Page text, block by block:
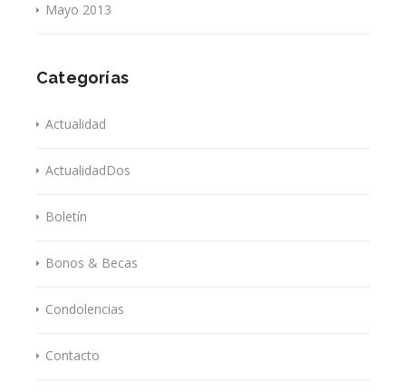
Mayo 2013
Categorías
Actualidad
ActualidadDos
Boletín
Bonos & Becas
Condolencias
Contacto